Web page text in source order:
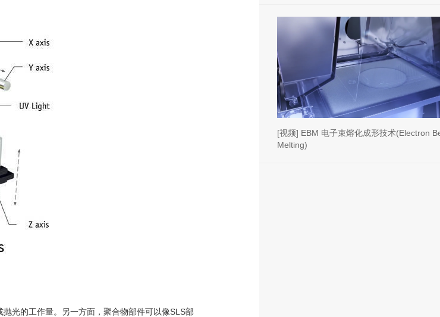
光的工作量。另一方面，聚合物部件可以像SLS部
[视频] EBM 电子束熔化成形技术(Electron
Melting)